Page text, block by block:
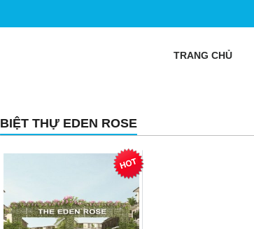
TRANG CHỦ
BIỆT THỰ EDEN ROSE